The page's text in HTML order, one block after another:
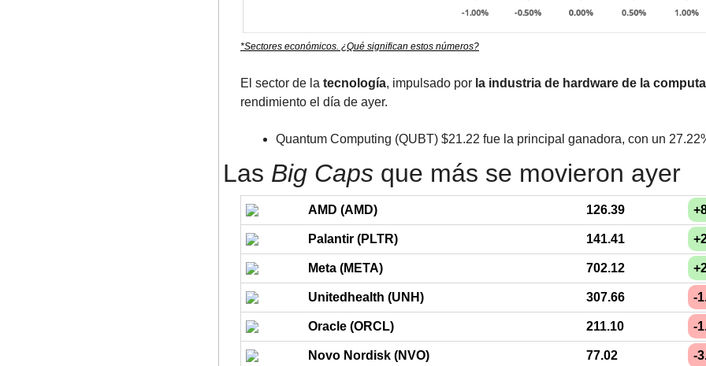
*Sectores económicos. ¿Qué significan estos números?
El sector de la tecnología, impulsado por la industria de hardware de la
rendimiento el día de ayer.
Quantum Computing (QUBT) $21.22 fue la principal ganadora, con un
Las Big Caps que más se movieron ayer
AMD (AMD) 126.39
Palantir (PLTR) 141.41
Meta (META) 702.12
Unitedhealth (UNH) 307.66 -
Oracle (ORCL) 211.10 -
Novo Nordisk (NVO) 77.02 -